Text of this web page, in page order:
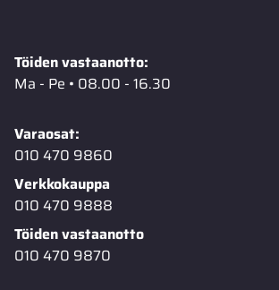
Töiden vastaanotto:
Ma - Pe • 08.00 - 16.30
Varaosat:
010 470 9860
Verkkokauppa
010 470 9888
Töiden vastaanotto
010 470 9870